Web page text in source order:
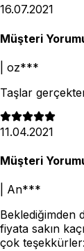
16.07.2021
Müşteri
oz***
Taşlar
11.04.2021
Müşteri
An***
Beklediğimden
fiyata sakın
çok